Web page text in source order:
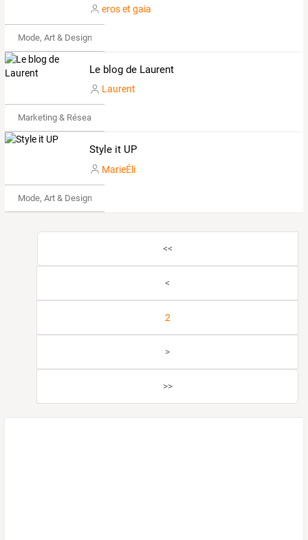
eros et gaia
Mode, Art & Design
Le blog de Laurent
Laurent
Marketing & Réseaux Sociaux
Style it UP
MarieÉli
Mode, Art & Design
<<
<
2
>
>>